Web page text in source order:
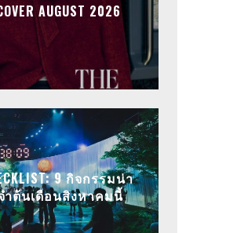
AUGUST 2026
9 กิจกรรมน่า
ำต้นเดือนสิงหาคมนี้